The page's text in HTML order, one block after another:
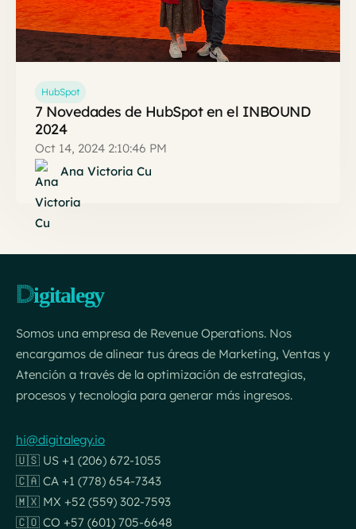
HubSpot
7 Novedades de HubSpot en el INBOUND
2024
Oct 14, 2024 2:10:46 PM
Ana Victoria Cu
Somos una empresa de Revenue Operations. Nos
encargamos de alinear tus áreas de Marketing, Ventas y
Atención a través de la optimización de estrategias,
procesos y tecnología para generar más ingresos.
hi@digitalegy.io
🇺🇸 US +1 (206) 672-1055
🇨🇦 CA +1 (778) 654-7343
🇲🇽 MX +52 (559) 302-7593
🇨🇴 CO +57 (601) 705-6648